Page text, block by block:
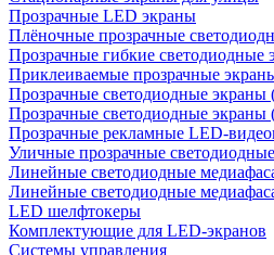
Прозрачные LED экраны
Плёночные прозрачные
Прозрачные гибкие светодиодные
Приклеиваемые прозрачные
Прозрачные светодиодные
Прозрачные светодиодные
Прозрачные рекламные LED-
Уличные прозрачные
Линейные светодиодные
Линейные светодиодные
LED шелфтокеры
Комплектующие для LED-экранов
Системы управления